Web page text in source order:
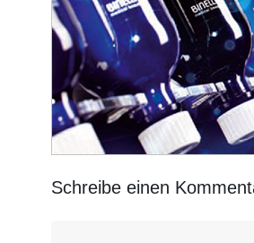
Schreibe einen